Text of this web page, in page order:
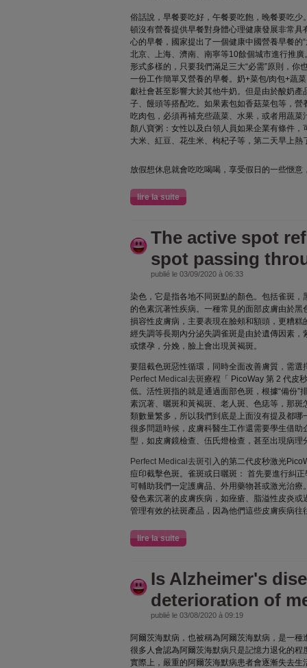
俗話說，早餐要吃好，午餐要吃飽，晚餐要吃
頓沒有營養提供早餐對身體心理健康發展非常
心的早餐，國家提出了一個健康中國營養早餐的
北京、上海、濟南、南寧等10餘個城市進行推
形式多樣的，只要我們滿足三大“必需”原則，你
一份工作簡單又營養的早餐。奶+菜包/肉包+蔬
獻社會甚至影響大於其他牛奶。但是由於酸奶
子、饅頭等搭配吃。如果素包如香菇菜包等，
吃肉包，必須再補充些蔬菜、水果，或者用蔬
顏八寶粥：女性以及白領人員如果企業有條件
大米、紅豆、花生米、枸杞子等，第二天早上熱
放假想休息就會吃吃喝喝，享受假日的一些愜意
lire la suite
The active spot
spot passing
publié le 03/09/2020 à 06:33
染色，它是指各地不同斑點的顏色。包括雀斑
的色素沉著性疾病。一種常見的面部皮膚由於
損容性皮膚病，主要表現在臉頰和額頭，更糟
經失調等長期內分泌失調雀斑是由於遺傳因素
或懷孕，分娩，臉上會出現黃褐斑。
要阻截色斑惡性循環，同時全面改善膚質，需
Perfect Medical去斑療程「 PicoWay 第 2 代皮
低。活性斑指的就是通過面部色斑，根據“備份”
素沉著、曬斑和黃褐斑、老人斑、色痣等，那
類數量繁多，所以我們到底是上面沒有提及都
很多問題時候，皮膚科醫生工作還需要學生借
型，如皮膚鏡檢查、伍氏燈檢查，甚至出現病理
Perfect Medical去斑引入的第二代皮秒激光
痘印截擊色斑。雀斑或日曬斑： 首先要進行糾
可輔助我們一定護膚品、外用藥物甚或激光治
發色素沉著的皮膚疾病，如痤瘡、脂溢性皮炎
管理有效的祛斑產品，因為他們這些皮膚疾病往
lire la suite
Is Alzheimer's
deterioration of
publié le 03/08/2020 à 09:19
阿爾茨海默病，也被稱為阿爾茨海默病，是一
很多人會認為阿爾茨海默病只是記憶力退化的
實際上，嚴重的阿爾茨海默病患者會逐漸失去